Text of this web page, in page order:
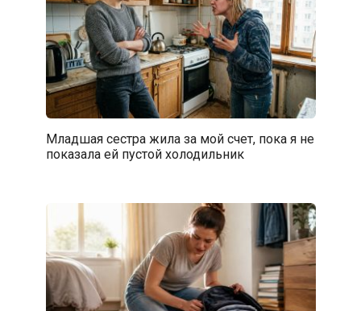
Младшая сестра жила за мой счет, пока я не
показала ей пустой холодильник